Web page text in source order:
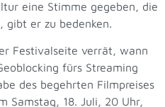
eine Stimme gegeben, die
gibt er zu bedenken.
Festivalseite verrät, wann
fürs Streaming
des begehrten Filmpreises
Samstag, 18. Juli, 20 Uhr,